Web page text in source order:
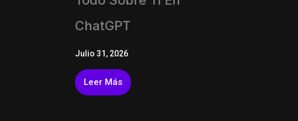
ChatGPT
Julio 31, 2026
Leer Más